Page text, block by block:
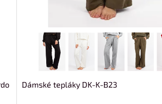
Dámské tepláky DK-K-B23